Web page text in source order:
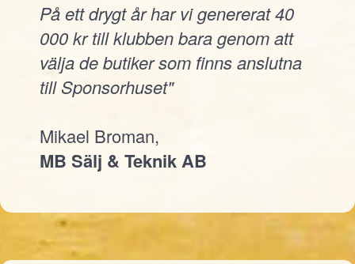
På ett drygt år har vi genererat 40
000 kr till klubben bara genom att
välja de butiker som finns anslutna
till Sponsorhuset"
Mikael Broman,
MB Sälj & Teknik AB